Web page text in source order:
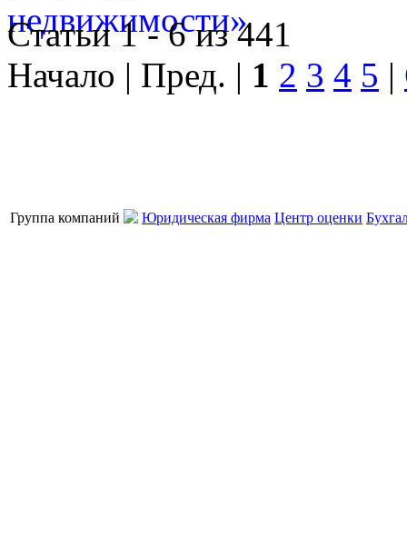
Статьи 1 - 6 из 441
Начало | Пред. | 1 2 3 4 5 |
Группа компаний Юридическая фирма Центр оценки